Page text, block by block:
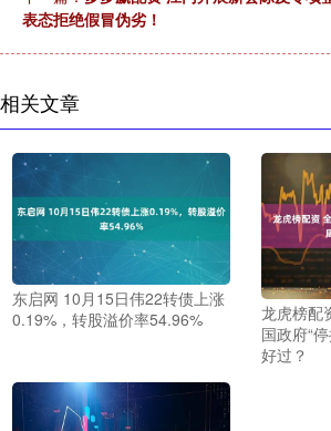
表态拒绝假冒伪劣！
相关文章
东启网 10月15日伟22转债上涨
0.19%，转股溢价率54.96%
龙虎榜配
国政府“
好过？